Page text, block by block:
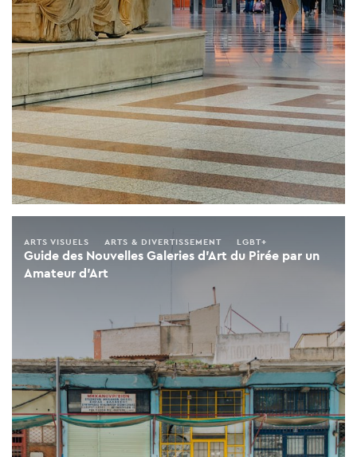
Guide des Nouvelles Galeries d’Art du Pirée par un
Amateur d’Art
ARTS VISUELS ARTS & DIVERTISSEMENT LGBT+